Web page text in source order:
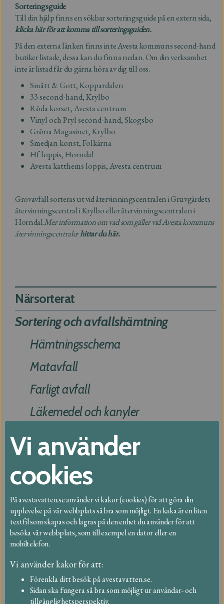
Vi använder
cookies
På avestavatten.se använder vi kakor (cookies) för att göra din
upplevelse på vår webbplats så bra som möjligt. En kaka är en liten
textfil som skapas och lagras på den enhet du använder för att
besöka vår webbplats, som till exempel en dator eller en
mobiltelefon.
Vi använder kakor för att:
Förenkla ditt besök på avestavatten.se.
Sidan ska fungera så bra som möjligt ur användar- och
tillgänglighetsperspektiv.
Sorteringsguide
Till din hjälp finns en sökbar sorteringsguide på en extern sida,
klicka här för att komma till sorteringsguiden.
På den externa länken finns inte Avesta kommuns second-hand
butiker listade, dessa kan du finna nedan. Om din verksamhet
inte är listad får du gärna höra av dig till oss.
Smått & Gott, Koppardalen
33 second-hand, Krylbo
Röda korset, Avesta centrum
Vinyl och Pryl second-hand, Skogsbo
Gröna Magasinet, Krylbo
Smedjan konst, Folkärna
Hf loppis, Horndal
Avesta katthems loppis, Avesta centrum
Grovavfall sorteras ut vid återvinningscentralen i Gruvgärdets
återvinningscentral i Krylbo eller återvinningscentralen i
Horndal.Mer information om vad som gäller vid Avesta kommuns
återvinningscentralerhittar du här.
Närsorterat
Sortering och avfallshämtning
Hämtningsschema
Matavfall
Farligt avfall
Läkemedel och kanyler
Avfallskärl och placering
Abonnemang och taxa
Återvinningscentral
Återvinningsstationer
Slam och fett
Verksamheter
Länkar